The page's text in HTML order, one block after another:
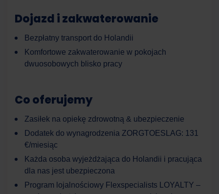
Dojazd i zakwaterowanie
Bezpłatny transport do Holandii
Komfortowe zakwaterowanie w pokojach
dwuosobowych blisko pracy
Co oferujemy
Zasiłek na opiekę zdrowotną & ubezpieczenie
Dodatek do wynagrodzenia ZORGTOESLAG: 131
€/miesiąc
Każda osoba wyjeżdżająca do Holandii i pracująca
dla nas jest ubezpieczona
Program lojalnościowy Flexspecialists LOYALTY –